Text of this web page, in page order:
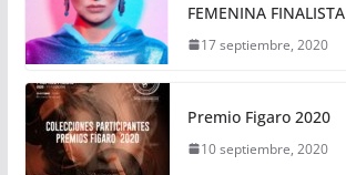
FEMENINA FINALISTA
17 septiembre, 2020
Premio Figaro 2020
10 septiembre, 2020